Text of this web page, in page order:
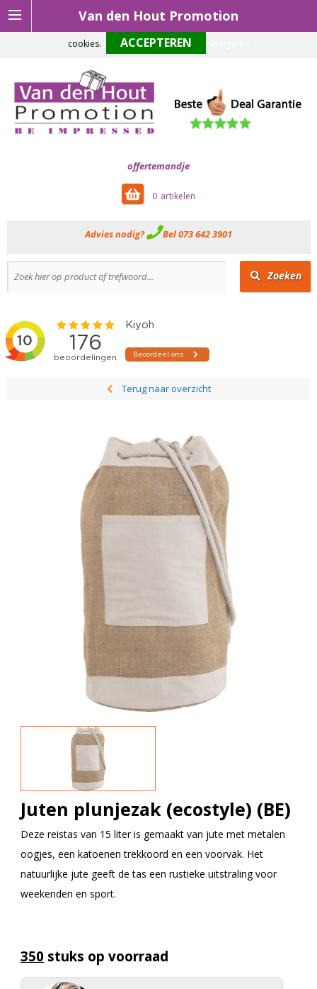
Van den Hout Promotion
offertemandje
0
Advies nodig? Bel 073 642 3901
Zoeken
Terug naar overzicht
Juten plunjezak (ecostyle) (BE)
Deze reistas van 15 liter is gemaakt van jute met metalen
oogjes, een katoenen trekkoord en een voorvak. Het
natuurlijke jute geeft de tas een rustieke uitstraling voor
weekenden en sport.
350 stuks op voorraad
Om onze website optimaal te laten functioneren maken wij gebruik van
cookies.